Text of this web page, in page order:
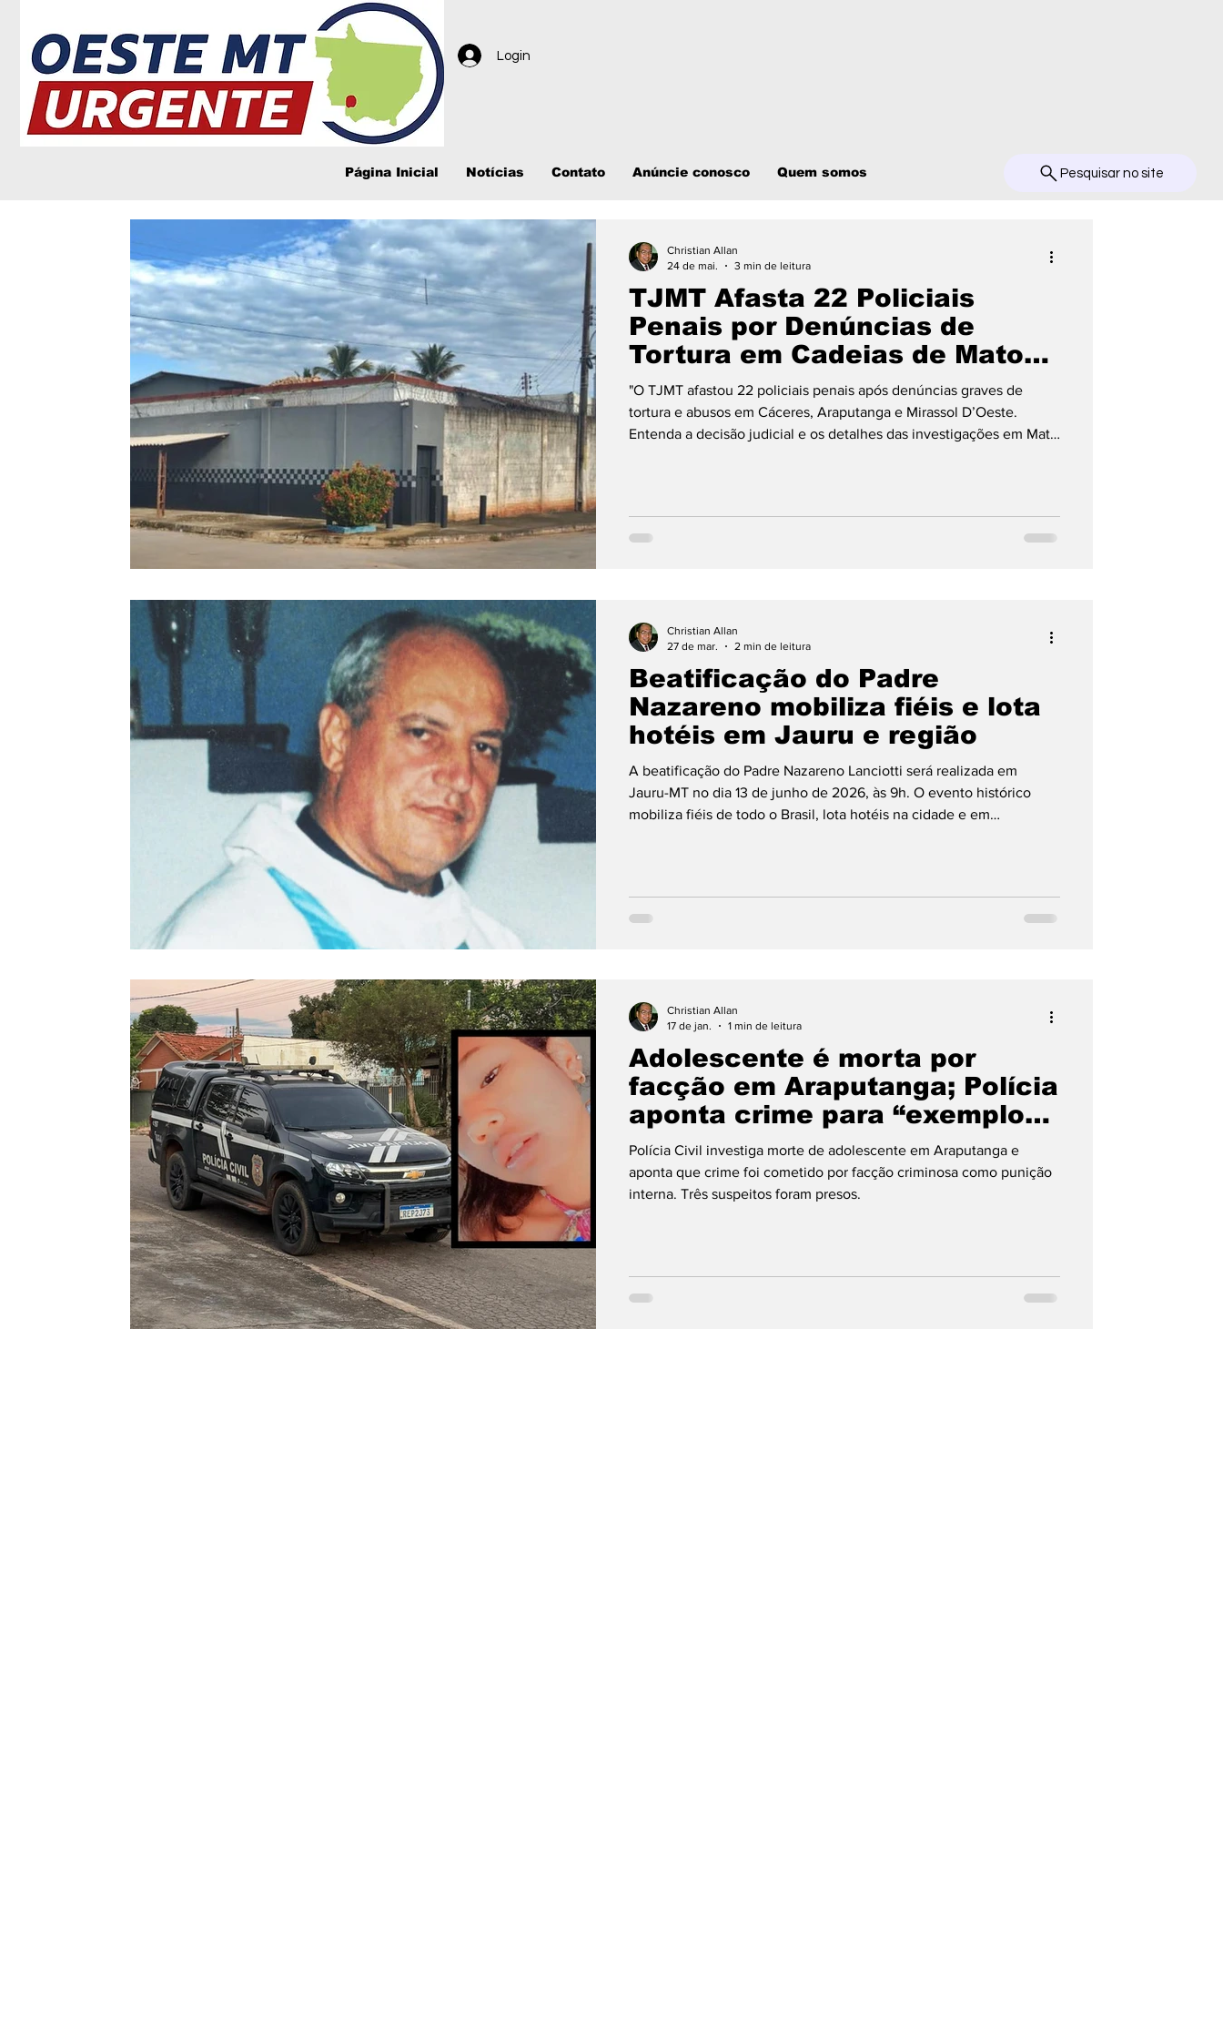
Login
Página Inicial Notícias Contato Anúncie conosco Quem somos Pesquisar no site
TJMT Afasta 22 Policiais
Penais por Denúncias de
Tortura em Cadeias de Mato
Grosso
"O TJMT afastou 22 policiais penais após denúncias graves de
tortura e abusos em Cáceres, Araputanga e Mirassol D’Oeste.
Entenda a decisão judicial e os detalhes das investigações em Mato
Christian Allan
24 de mai.
3 min de leitura
Beatificação do Padre
Nazareno mobiliza fiéis e lota
hotéis em Jauru e região
A beatificação do Padre Nazareno Lanciotti será realizada em
Jauru-MT no dia 13 de junho de 2026, às 9h. O evento histórico
mobiliza fiéis de todo o Brasil, lota hotéis na cidade e em
Christian Allan
27 de mar.
2 min de leitura
Adolescente é morta por
facção em Araputanga; Polícia
aponta crime para “exemplo”
interno
Polícia Civil investiga morte de adolescente em Araputanga e
aponta que crime foi cometido por facção criminosa como punição
interna. Três suspeitos foram presos.
Christian Allan
17 de jan.
1 min de leitura